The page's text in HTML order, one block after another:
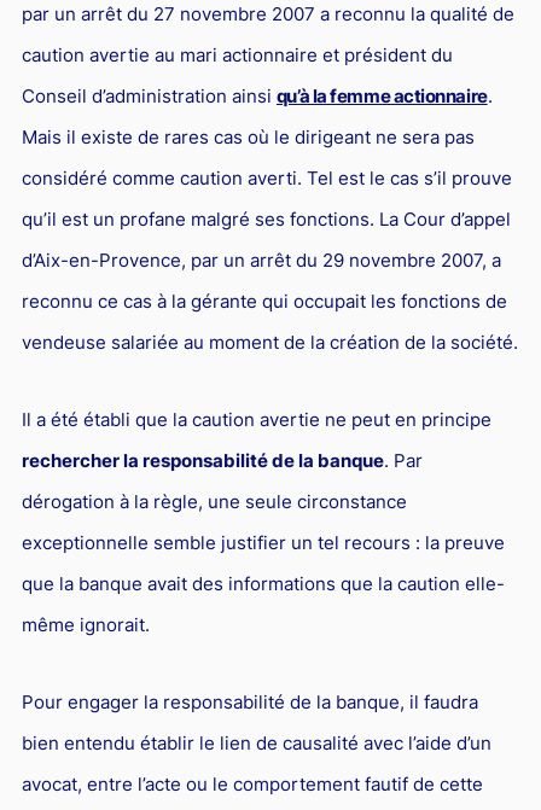
par un arrêt du 27 novembre 2007 a reconnu la qualité de
caution avertie au mari actionnaire et président du
Conseil d’administration ainsi qu’à la femme actionnaire.
Mais il existe de rares cas où le dirigeant ne sera pas
considéré comme caution averti. Tel est le cas s’il prouve
qu’il est un profane malgré ses fonctions. La Cour d’appel
d’Aix-en-Provence, par un arrêt du 29 novembre 2007, a
reconnu ce cas à la gérante qui occupait les fonctions de
vendeuse salariée au moment de la création de la société.
Il a été établi que la caution avertie ne peut en principe
rechercher la responsabilité de la banque. Par
dérogation à la règle, une seule circonstance
exceptionnelle semble justifier un tel recours : la preuve
que la banque avait des informations que la caution elle-
même ignorait.
Pour engager la responsabilité de la banque, il faudra
bien entendu établir le lien de causalité avec l’aide d’un
avocat, entre l’acte ou le comportement fautif de cette